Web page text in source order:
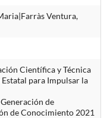
Ventura,
Científica y Técnica
para Impulsar la
de
de Conocimiento 2021